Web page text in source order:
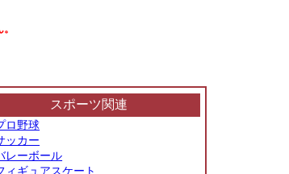
スポーツ関連
ロ野球
ッカー
レーボール
ィギュアスケート